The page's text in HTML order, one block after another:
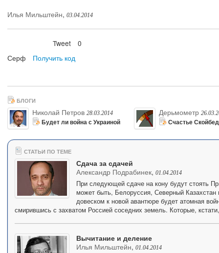
Илья Мильштейн, 03.04.2014
Tweet
0
Серф
Получить код
БЛОГИ
Николай Петров 28.03.2014
Будет ли война с Украиной
Дерьмометр
Счастье
СТАТЬИ ПО ТЕМЕ
Сдача за сдачей
Александр Подрабинек, 01.04.2014
При следующей сдаче на кону будут стоять
может быть, Белоруссия, Северный Казахстан
довеском к новой авантюре будет атомная
смирившись с захватом Россией соседних земель. Которые,
Вычитание и деление
Илья Мильштейн, 01.04.2014